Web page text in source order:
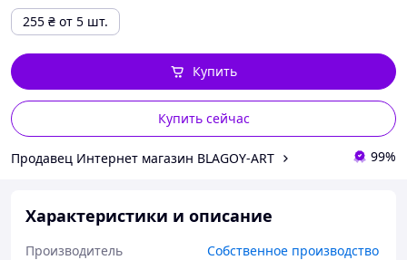
255 ₴ от 5 шт.
Купить сейчас
Купить
Продавец Интернет магазин BLAGOY-ART 99%
Характеристики и описание
Производитель
Собственное производство